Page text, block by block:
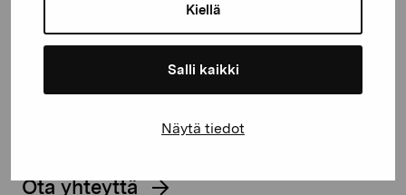
Kiellä
Salli kaikki
Näytä tiedot
proartibus@proartibus.fi
Ota yhteyttä